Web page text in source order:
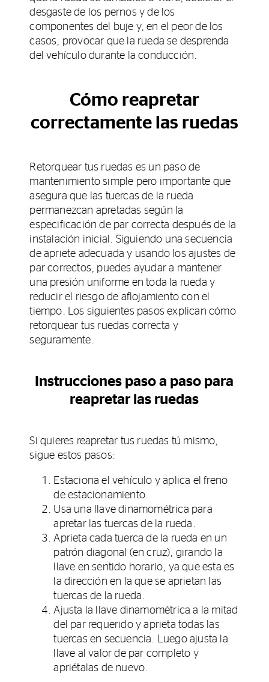
desgaste de los pernos y de los
componentes del buje y, en el peor de los
casos, provocar que la rueda se desprenda
del vehículo durante la conducción.
Cómo reapretar
correctamente las ruedas
Retorquear tus ruedas es un paso de
mantenimiento simple pero importante que
asegura que las tuercas de la rueda
permanezcan apretadas según la
especificación de par correcta después de la
instalación inicial. Siguiendo una secuencia
de apriete adecuada y usando los ajustes de
par correctos, puedes ayudar a mantener
una presión uniforme en toda la rueda y
reducir el riesgo de aflojamiento con el
tiempo. Los siguientes pasos explican cómo
retorquear tus ruedas correcta y
seguramente.
Instrucciones paso a paso para
reapretar las ruedas
Si quieres reapretar tus ruedas tú mismo,
sigue estos pasos:
Estaciona el vehículo y aplica el freno
de estacionamiento.
Usa una llave dinamométrica para
apretar las tuercas de la rueda.
Aprieta cada tuerca de la rueda en un
patrón diagonal (en cruz), girando la
llave en sentido horario, ya que esta es
la dirección en la que se aprietan las
tuercas de la rueda.
Ajusta la llave dinamométrica a la mitad
del par requerido y aprieta todas las
tuercas en secuencia. Luego ajusta la
llave al valor de par completo y
apriétalas de nuevo.